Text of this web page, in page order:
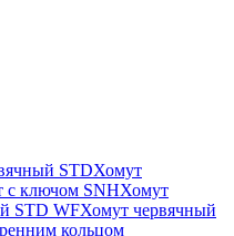
STDХомут
с ключом SNHХомут
STD WFХомут червячный
кольцом